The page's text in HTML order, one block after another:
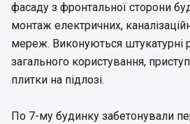
фасаду з фронтальної сторони
монтаж електричних,
мереж. Виконуються штукатурні
загального користування,
плитки на підлозі.
По 7-му будинку забетонували